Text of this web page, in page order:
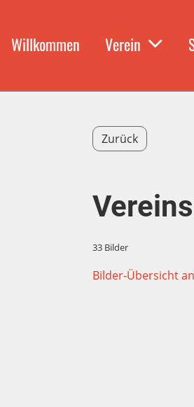
Willkommen Verein
Zurück
33 Bilder
Bilder-Übersicht